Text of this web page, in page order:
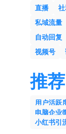
直播
私域流量
自动回复
视频号
推荐
用户活跃
电脑企业
小红书引